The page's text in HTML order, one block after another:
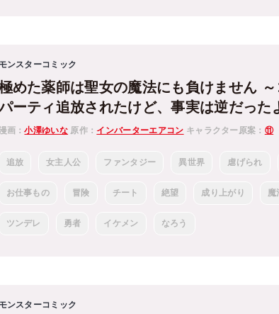
モンスターコミック
めた薬師は聖女の魔法にも負けません
ーティ追放されたけど、事実は逆だった
画：小澤ゆいな 原作： インバーターエアコン キャラクター原案： ⑪
追放 女主人公 ファンタジー 異世界 虐げられ
お仕事もの 冒険 チート 絶望 成り上がり 魔
ツンデレ 勇者 イケメン なろう
モンスターコミック